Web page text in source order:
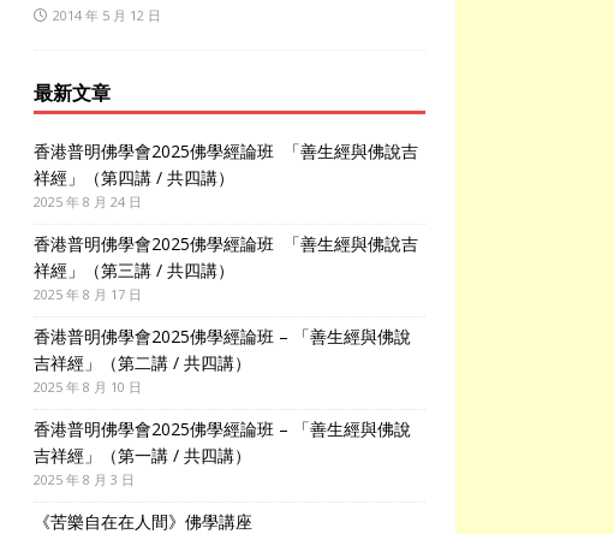
2014 年 5 月 12 日
最新文章
香港普明佛學會2025佛學經論班 「善生經與佛說吉
祥經」（第四講 / 共四講）
2025 年 8 月 24 日
香港普明佛學會2025佛學經論班 「善生經與佛說吉
祥經」（第三講 / 共四講）
2025 年 8 月 17 日
香港普明佛學會2025佛學經論班 – 「善生經與佛說
吉祥經」（第二講 / 共四講）
2025 年 8 月 10 日
香港普明佛學會2025佛學經論班 – 「善生經與佛說
吉祥經」（第一講 / 共四講）
2025 年 8 月 3 日
《苦樂自在在人間》佛學講座